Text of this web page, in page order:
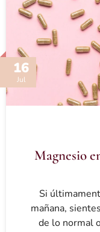
16
Jul
Magnesio
Si
mañana,
de lo normal